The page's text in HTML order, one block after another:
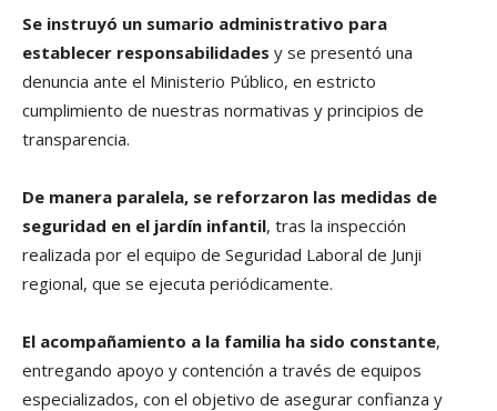
Se instruyó un sumario administrativo para
establecer responsabilidades y se presentó una
denuncia ante el Ministerio Público, en estricto
cumplimiento de nuestras normativas y principios de
transparencia.
De manera paralela, se reforzaron las medidas de
seguridad en el jardín infantil, tras la inspección
realizada por el equipo de Seguridad Laboral de Junji
regional, que se ejecuta periódicamente.
El acompañamiento a la familia ha sido constante,
entregando apoyo y contención a través de equipos
especializados, con el objetivo de asegurar confianza y